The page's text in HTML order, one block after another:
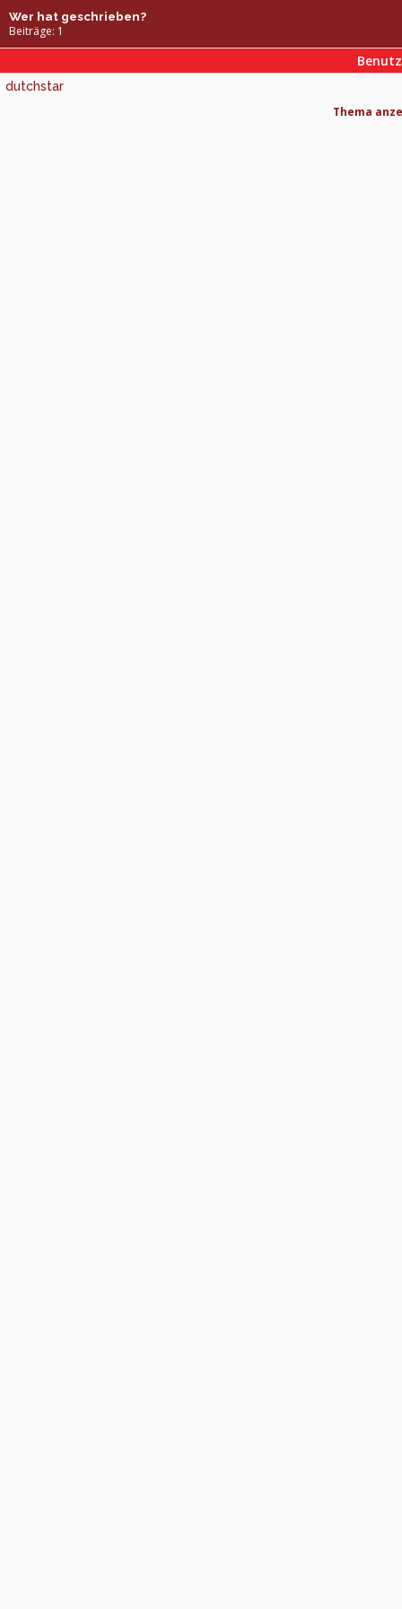
Wer hat geschrieben?
Beiträge: 1
dutchstar
Thema